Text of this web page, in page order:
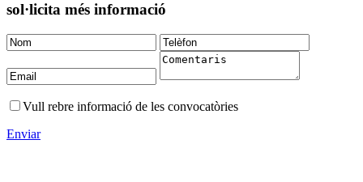
sol·licita més informació
Vull rebre informació de les convocatòries
Enviar